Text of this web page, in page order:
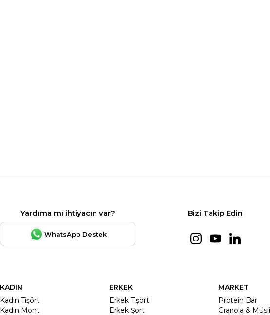
Yardıma mı ihtiyacın var?
WhatsApp Destek
Bizi Takip Edin
KADIN
Kadın Tişört
Kadın Mont
ERKEK
Erkek Tişört
Erkek Şort
MARKET
Protein Bar
Granola & Müsli